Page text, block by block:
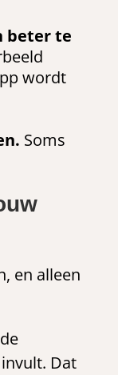
beter te
wordt
Soms
en alleen
Dat